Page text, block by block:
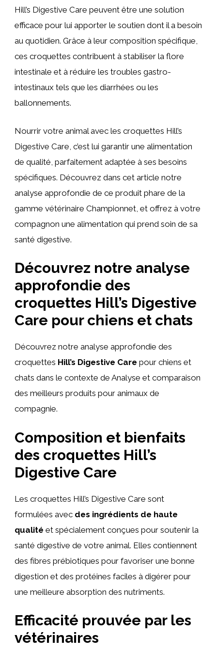
Hill’s Digestive Care peuvent être une solution
efficace pour lui apporter le soutien dont il a besoin
au quotidien. Grâce à leur composition spécifique,
ces croquettes contribuent à stabiliser la flore
intestinale et à réduire les troubles gastro-
intestinaux tels que les diarrhées ou les
ballonnements.
Nourrir votre animal avec les croquettes Hill’s
Digestive Care, c’est lui garantir une alimentation
de qualité, parfaitement adaptée à ses besoins
spécifiques. Découvrez dans cet article notre
analyse approfondie de ce produit phare de la
gamme vétérinaire Championnet, et offrez à votre
compagnon une alimentation qui prend soin de sa
santé digestive.
Découvrez notre analyse
approfondie des
croquettes Hill’s Digestive
Care pour chiens et chats
Découvrez notre analyse approfondie des
croquettes Hill’s Digestive Care pour chiens et
chats dans le contexte de Analyse et comparaison
des meilleurs produits pour animaux de
compagnie.
Composition et bienfaits
des croquettes Hill’s
Digestive Care
Les croquettes Hill’s Digestive Care sont
formulées avec des ingrédients de haute
qualité et spécialement conçues pour soutenir la
santé digestive de votre animal. Elles contiennent
des fibres prébiotiques pour favoriser une bonne
digestion et des protéines faciles à digérer pour
une meilleure absorption des nutriments.
Efficacité prouvée par les
vétérinaires